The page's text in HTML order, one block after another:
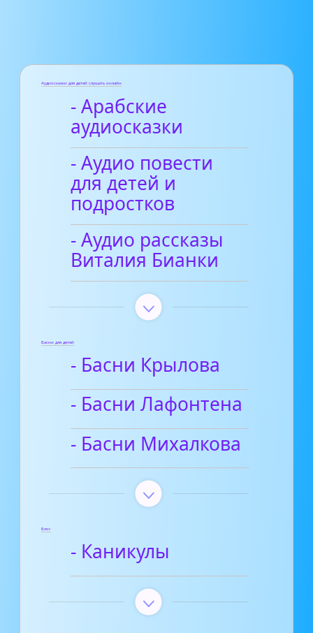
Аудиосказки для детей слушать онлайн
- Арабские
аудиосказки
- Аудио повести
для детей и
подростков
- Аудио рассказы
Виталия Бианки
Басни для детей
- Басни Крылова
- Басни Лафонтена
- Басни Михалкова
Блог
- Каникулы